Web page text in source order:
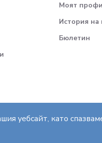
уебсайт, като
Моят
История на
Бюлетин